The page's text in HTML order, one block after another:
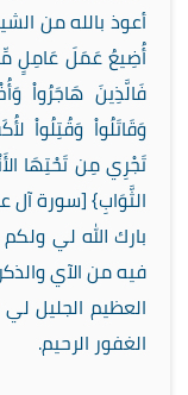
أعوذ بالله من
أُضِيعُ عَمَلَ عَامِلٍ
فَالَّذِينَ هَاجَرُواْ
وَقَاتَلُواْ وَقُتِلُواْ
تَجْرِي مِن تَحْتِهَا
الثَّوَابِ} [سورة آل
بارك الله لي
فيه من الآي
العظيم الجليل
الغفور الرحيم.